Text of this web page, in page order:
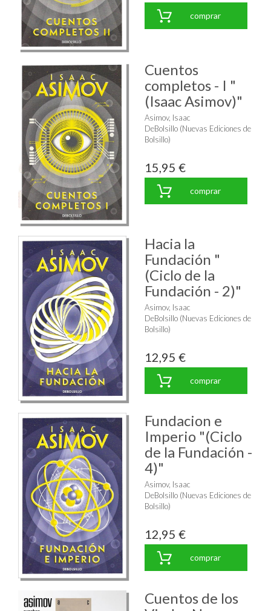
comprar
Cuentos
completos - I "
(Isaac Asimov)"
Asimov, Isaac
DeBolsillo (Nuevas Ediciones de
Bolsillo)
15,95 €
comprar
Hacia la
Fundación "
(Ciclo de la
Fundación - 2)"
Asimov, Isaac
DeBolsillo (Nuevas Ediciones de
Bolsillo)
12,95 €
comprar
Fundacion e
Imperio "(Ciclo
de la Fundación -
4)"
Asimov, Isaac
DeBolsillo (Nuevas Ediciones de
Bolsillo)
12,95 €
comprar
Cuentos de los